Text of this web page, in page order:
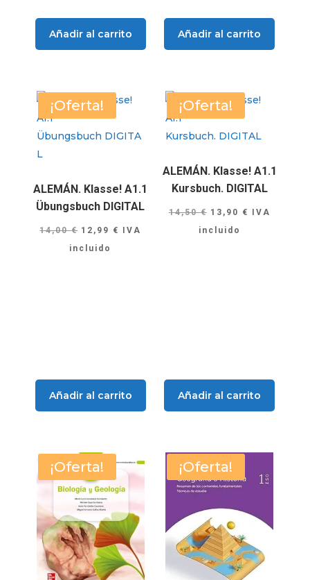
Añadir al carrito
12,00 €.9,90 €.
Añadir al carrito
¡Oferta!
ALEMÁN. Klasse! A1.1
Übungsbuch DIGITAL
14,00€ El
precio
12,99 € ElIVA
incluido
Añadir al carrito
¡Oferta!
ALEMÁN. Klasse! A1.1
Kursbuch. DIGITAL
14,50€ El
precio
13,90 € ElIVA
incluido
Añadir al carrito
¡Oferta! ¡Oferta!